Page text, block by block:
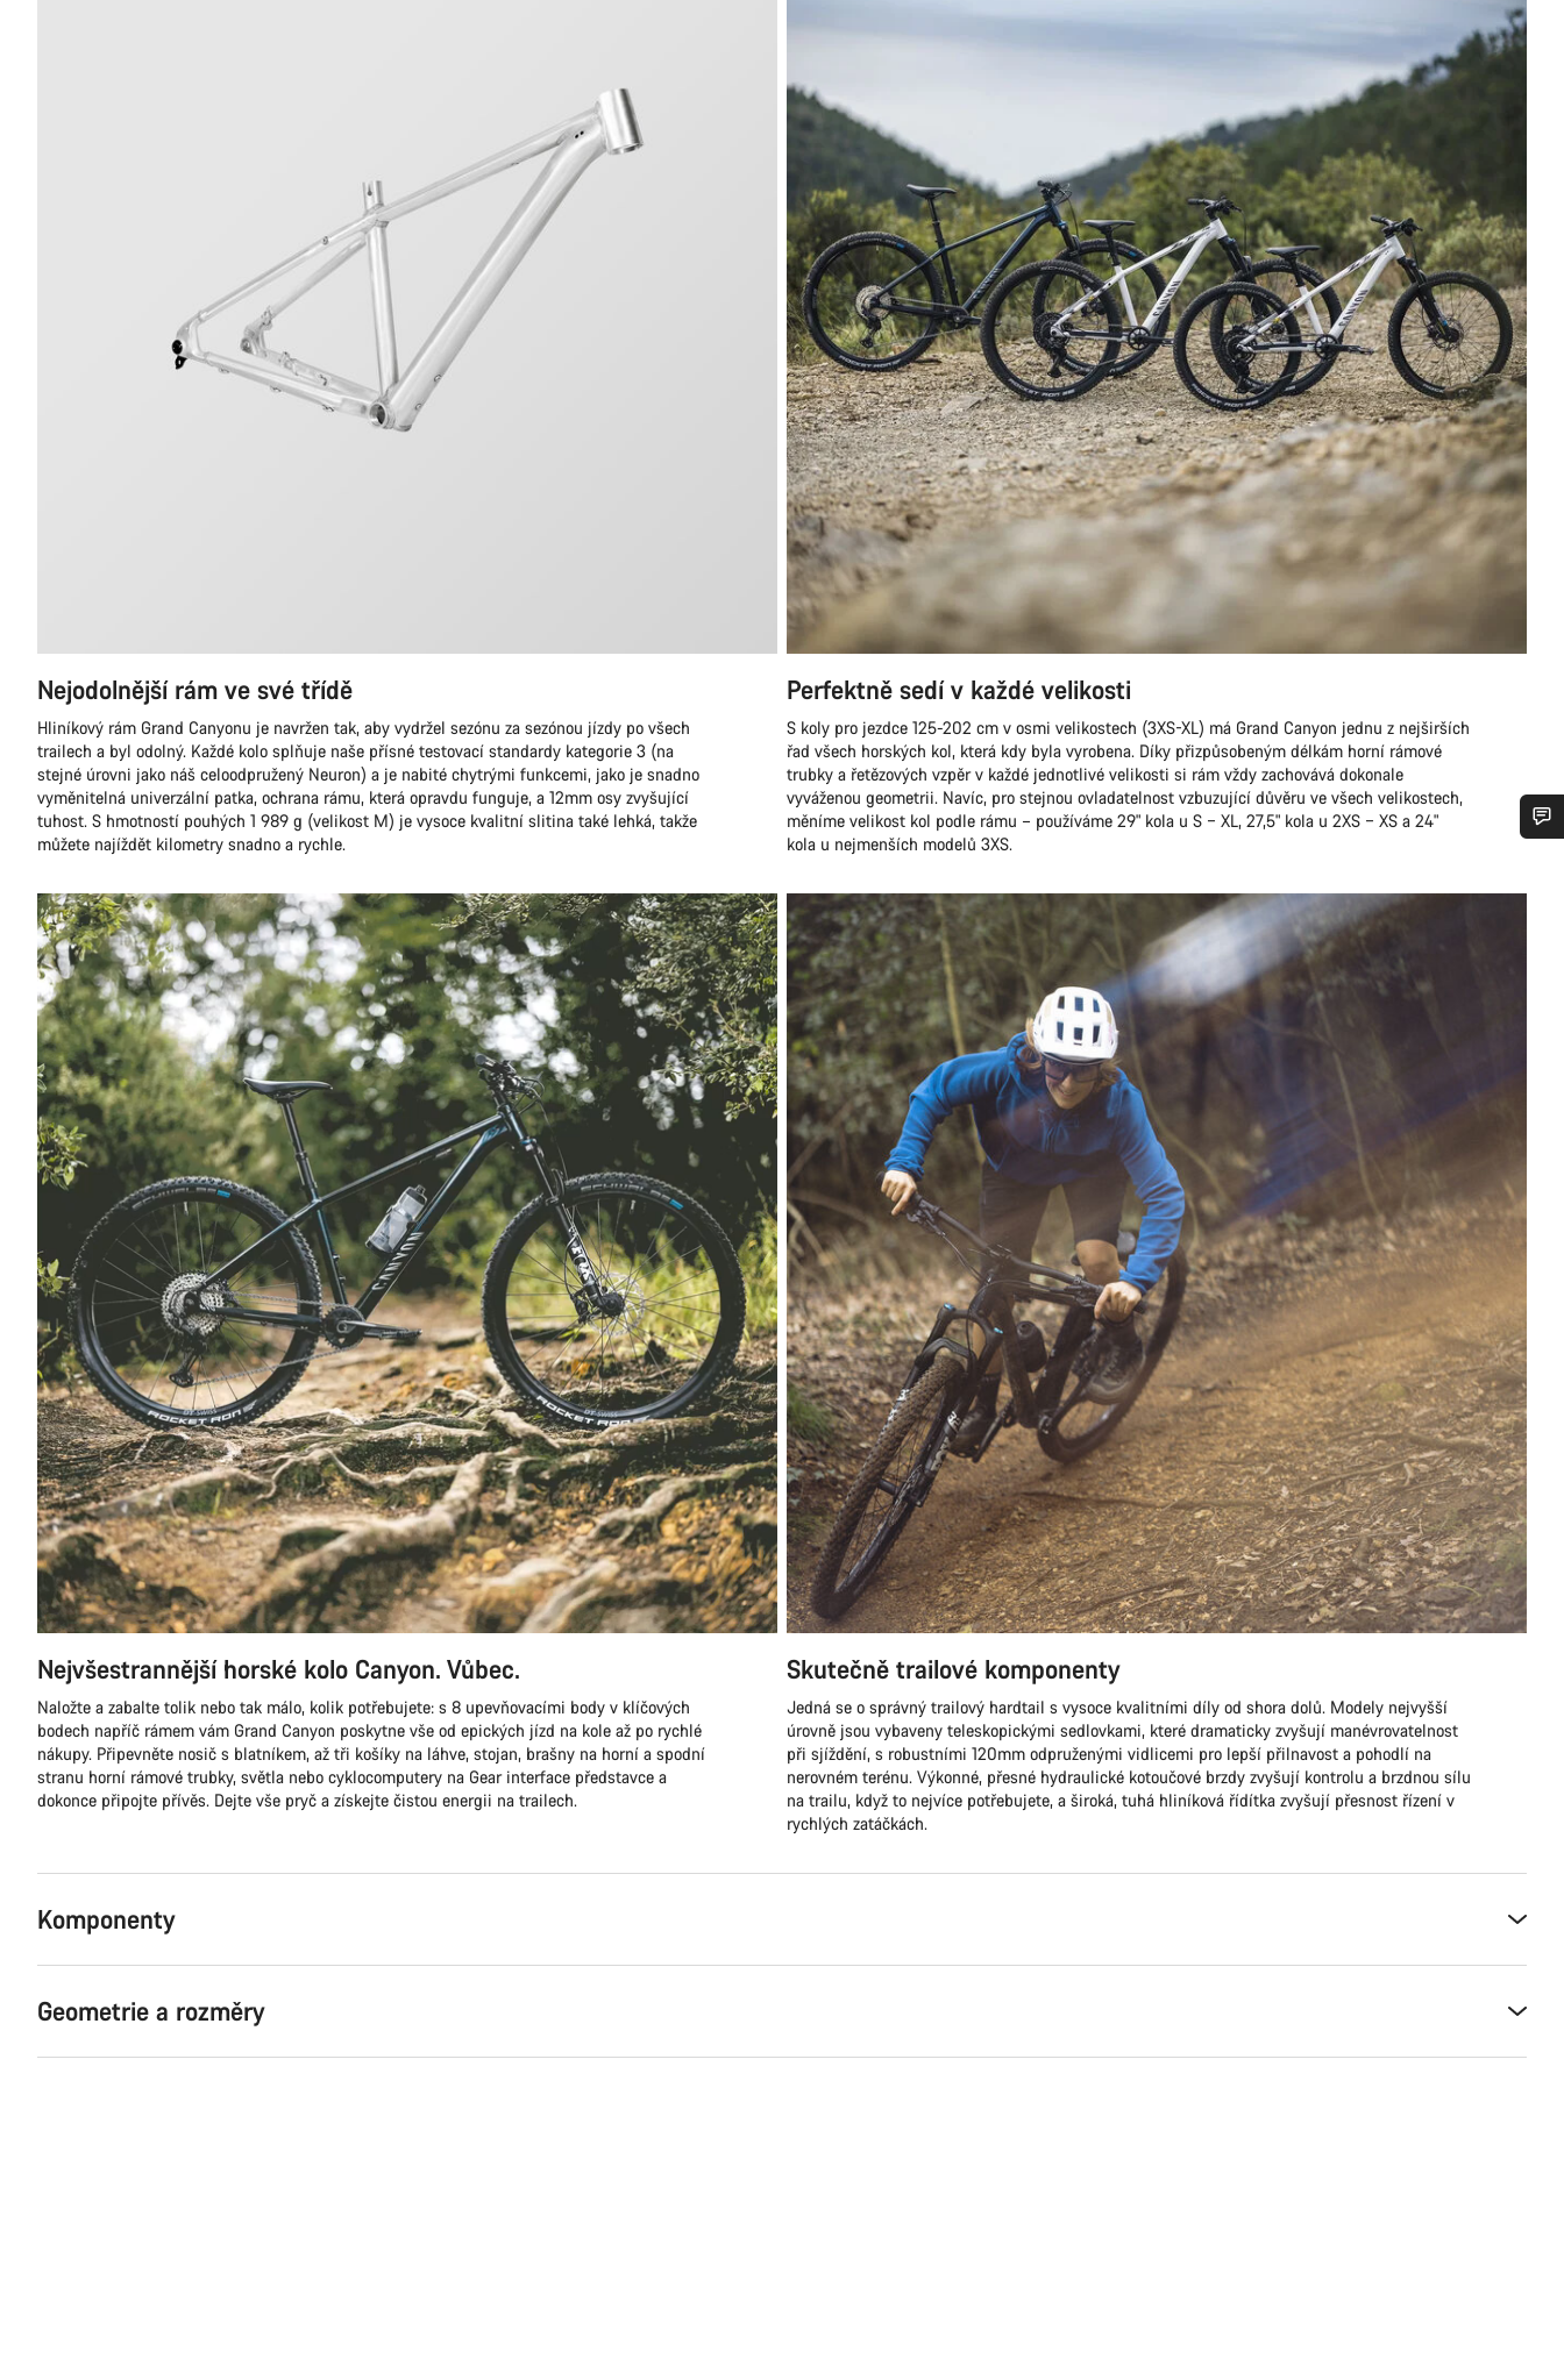
Nejodolnější rám ve své třídě
Hliníkový rám Grand Canyonu je navržen tak, aby vydržel sezónu za sezónou jízdy po všech
trailech a byl odolný. Každé kolo splňuje naše přísné testovací standardy kategorie 3 (na
stejné úrovni jako náš celoodpružený Neuron) a je nabité chytrými funkcemi, jako je snadno
vyměnitelná univerzální patka, ochrana rámu, která opravdu funguje, a 12mm osy zvyšující
tuhost. S hmotností pouhých 1 989 g (velikost M) je vysoce kvalitní slitina také lehká, takže
můžete najíždět kilometry snadno a rychle.
Perfektně sedí v každé velikosti
S koly pro jezdce 125-202 cm v osmi velikostech (3XS-XL) má Grand Canyon jednu z nejširších
řad všech horských kol, která kdy byla vyrobena. Díky přizpůsobeným délkám horní rámové
trubky a řetězových vzpěr v každé jednotlivé velikosti si rám vždy zachovává dokonale
vyváženou geometrii. Navíc, pro stejnou ovladatelnost vzbuzující důvěru ve všech velikostech,
měníme velikost kol podle rámu – používáme 29" kola u S – XL, 27,5" kola u 2XS – XS a 24"
kola u nejmenších modelů 3XS.
Nejvšestrannější horské kolo Canyon. Vůbec.
Naložte a zabalte tolik nebo tak málo, kolik potřebujete: s 8 upevňovacími body v klíčových
bodech napříč rámem vám Grand Canyon poskytne vše od epických jízd na kole až po rychlé
nákupy. Připevněte nosič s blatníkem, až tři košíky na láhve, stojan, brašny na horní a spodní
stranu horní rámové trubky, světla nebo cyklocomputery na Gear interface představce a
dokonce připojte přívěs. Dejte vše pryč a získejte čistou energii na trailech.
Skutečně trailové komponenty
Jedná se o správný trailový hardtail s vysoce kvalitními díly od shora dolů. Modely nejvyšší
úrovně jsou vybaveny teleskopickými sedlovkami, které dramaticky zvyšují manévrovatelnost
při sjíždění, s robustními 120mm odpruženými vidlicemi pro lepší přilnavost a pohodlí na
nerovném terénu. Výkonné, přesné hydraulické kotoučové brzdy zvyšují kontrolu a brzdnou sílu
na trailu, když to nejvíce potřebujete, a široká, tuhá hliníková řídítka zvyšují přesnost řízení v
rychlých zatáčkách.
Komponenty
Geometrie a rozměry
Naši odborníci podpory zákazníků čekají, aby mohli odpovědět na vaše dotazy.
Začít chat